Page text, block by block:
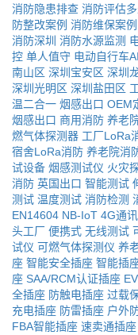
消防隐患排查 消防评估
防整改案例 消防维保案例
消防深圳 消防水源监测
控 单人值守 电动自行车
南山区 深圳宝安区 深圳
深圳光明区 深圳盐田区
温二合一 烟感出口 OEM
烟感出口 商用消防 养老
燃气体探测器 工厂LoRa
宿舍LoRa消防 养老院消
试设备 烟感测试仪 火灾
消防 英国出口 智能测试
测试 温度测试 消防检测
EN14604 NB-IoT 4G通讯
头工厂 便携式 无线测试
试仪 可燃气体探测仪 养
座 智能安全插座 智能插
座 SAA/RCM认证插座
全插座 防触电插座 过载
充电插座 防雷插座 户外
FBA智能插座 速卖通插座